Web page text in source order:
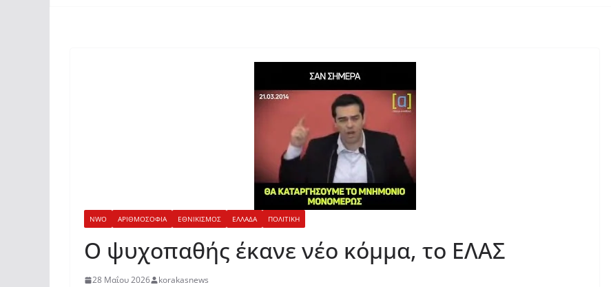
NWO ΑΡΙΘΜΟΣΟΦΙΑ ΕΘΝΙΚΙΣΜΟΣ ΕΛΛΑΔΑ ΠΟΛΙΤΙΚΗ
Ο ψυχοπαθής έκανε νέο κόμμα, το ΕΛΑΣ
28 Μαΐου 2026 korakasnews